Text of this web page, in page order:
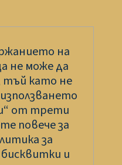
на
не може да
тъй като не
от трети
повече за
за
и